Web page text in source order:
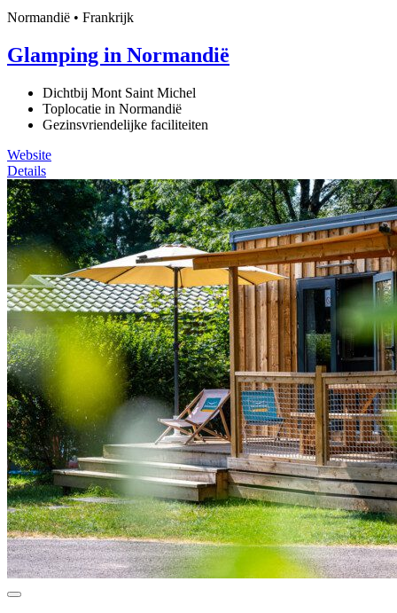
Normandië • Frankrijk
Glamping in Normandië
Dichtbij Mont Saint Michel
Toplocatie in Normandië
Gezinsvriendelijke faciliteiten
Website
Details